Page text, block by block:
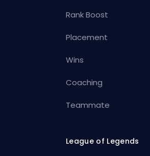
Rank Boost
Placement
Wins
Coaching
Teammate
League of Legends